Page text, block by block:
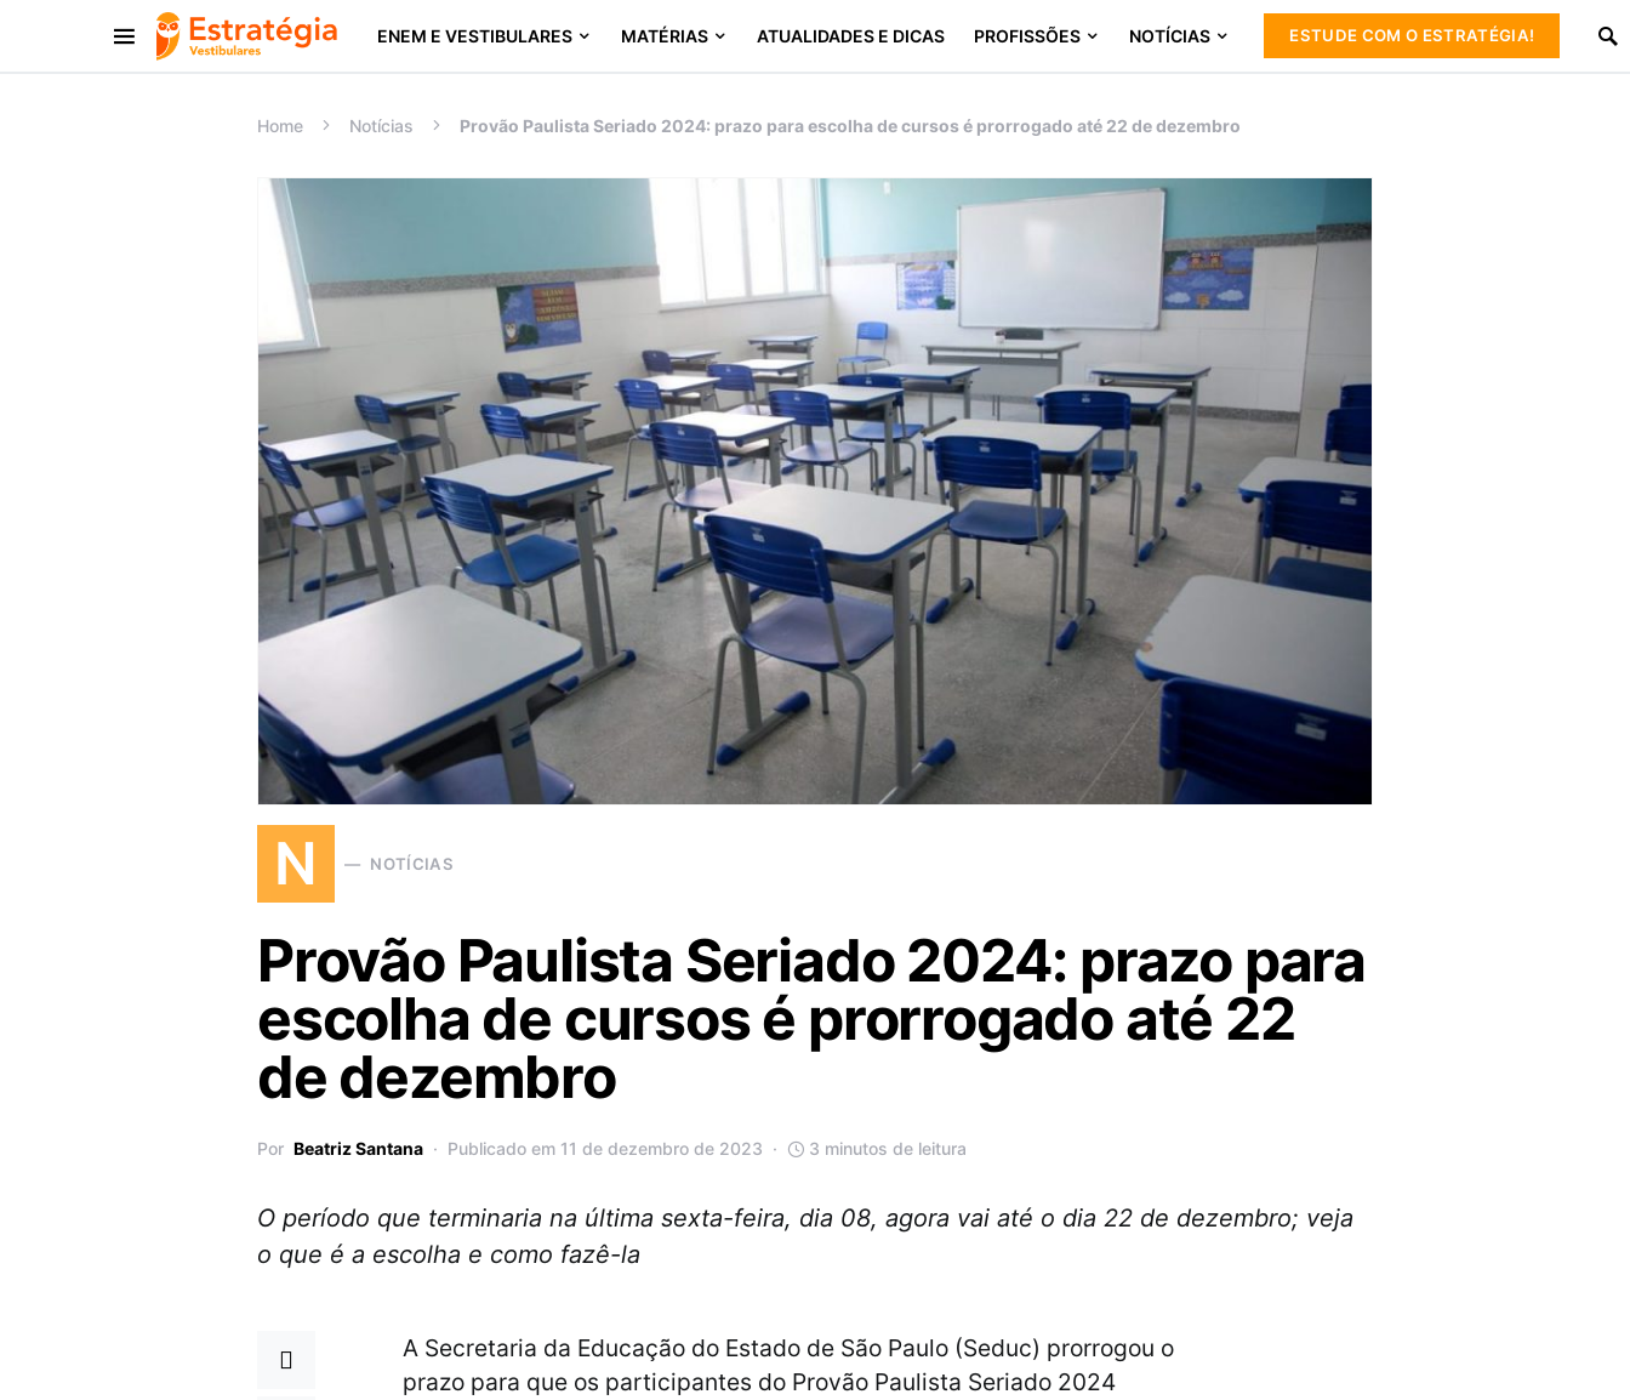
ENEM E VESTIBULARES MATÉRIAS ATUALIDADES E DICAS PROFISSÕES NOTÍCIAS ESTUDE COM O ESTRATÉGIA!
Procurar:
Home Notícias Provão Paulista Seriado 2024: prazo para escolha de cursos é prorrogado até 22 de dezembro
N NOTÍCIAS
Provão Paulista Seriado 2024: prazo para
escolha de cursos é prorrogado até 22
de dezembro
Por Beatriz Santana Publicado em 11 de dezembro de 2023 3 minutos de leitura
O período que terminaria na última sexta-feira, dia 08, agora vai até o dia 22 de dezembro; veja
o que é a escolha e como fazê-la
A Secretaria da Educação do Estado de São Paulo (Seduc) prorrogou o
prazo para que os participantes do Provão Paulista Seriado 2024